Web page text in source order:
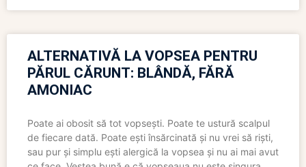
ALTERNATIVĂ LA VOPSEA PENTRU
PĂRUL CĂRUNT: BLÂNDĂ, FĂRĂ
AMONIAC
Poate ai obosit să tot vopsești. Poate te ustură scalpul
de fiecare dată. Poate ești însărcinată și nu vrei să riști,
sau pur și simplu ești alergică la vopsea și nu ai mai avut